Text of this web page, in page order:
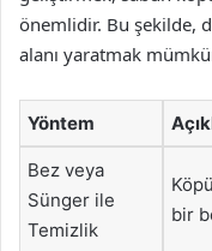
önemlidir. Bu şekilde,
alanı yaratmak
Yöntem
Bez veya
Sünger ile
Temizlik
bir